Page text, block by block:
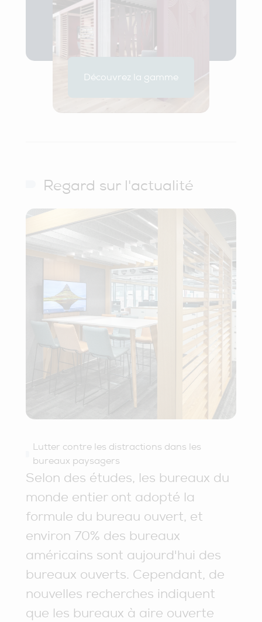
Découvrez la gamme
Regard sur l'actualité
Lutter contre les distractions dans les
bureaux paysagers
Selon des études, les bureaux du
monde entier ont adopté la
formule du bureau ouvert, et
environ 70% des bureaux
américains sont aujourd'hui des
bureaux ouverts. Cependant, de
nouvelles recherches indiquent
que les bureaux à aire ouverte